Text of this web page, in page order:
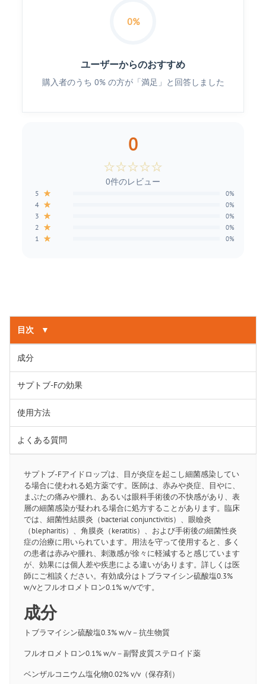
0%
ユーザーからのおすすめ
購入者のうち 0% の方が「満足」と回答しました
0
☆☆☆☆☆
0件のレビュー
5 ★ 0%
4 ★ 0%
3 ★ 0%
2 ★ 0%
1 ★ 0%
目次 ▼
成分
サプトブ-Fの効果
使用方法
よくある質問
サプトブ-Fアイドロップは、目が炎症を起こし細菌感染してい
る場合に使われる処方薬です。医師は、赤みや炎症、目やに、
まぶたの痛みや腫れ、あるいは眼科手術後の不快感があり、表
層の細菌感染が疑われる場合に処方することがあります。臨床
では、細菌性結膜炎（bacterial conjunctivitis）、眼瞼炎
（blepharitis）、角膜炎（keratitis）、および手術後の細菌性炎
症の治療に用いられています。用法を守って使用すると、多く
の患者は赤みや腫れ、刺激感が徐々に軽減すると感じています
が、効果には個人差や疾患による違いがあります。詳しくは医
師にご相談ください。有効成分はトブラマイシン硫酸塩0.3%
w/vとフルオロメトロン0.1% w/vです。
成分
トブラマイシン硫酸塩0.3% w/v－抗生物質
フルオロメトロン0.1% w/v－副腎皮質ステロイド薬
ベンザルコニウム塩化物0.02% v/v（保存剤）